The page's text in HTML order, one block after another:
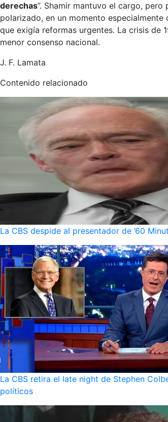
derechas”. Shamir mantuvo el cargo,
polarizado, en un momento especialmente
que exigía reformas urgentes. La crisis de
menor consenso nacional.
J. F. Lamata
Contenido relacionado
La CBS despide al presentador de ’60
La CBS retira el late night de Stephen
políticos